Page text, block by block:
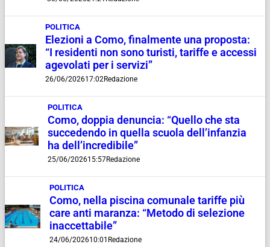
POLITICA
Elezioni a Como, finalmente una proposta:
“I residenti non sono turisti, tariffe e accessi
agevolati per i servizi”
26/06/202617:02Redazione
POLITICA
Como, doppia denuncia: “Quello che sta
succedendo in quella scuola dell’infanzia
ha dell’incredibile”
25/06/202615:57Redazione
POLITICA
Como, nella piscina comunale tariffe più
care anti maranza: “Metodo di selezione
inaccettabile”
24/06/202610:01 Redazione